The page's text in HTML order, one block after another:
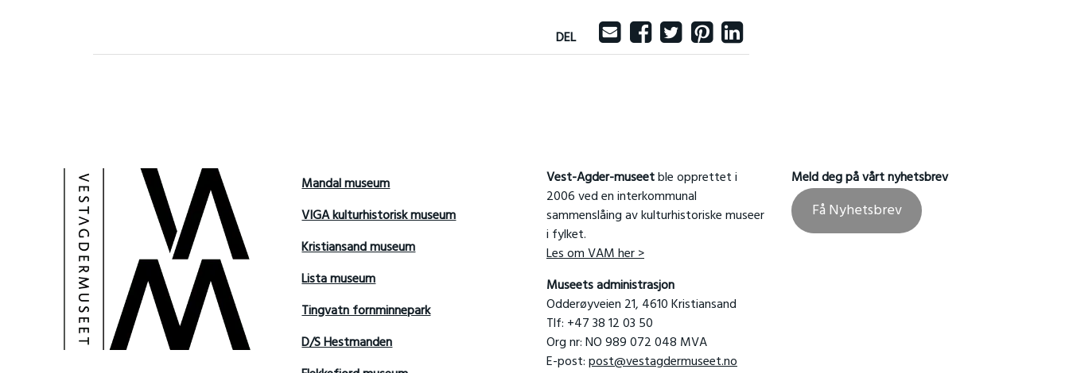
DEL
Mandal museum
VIGA kulturhistorisk museum
Kristiansand museum
Lista museum
Tingvatn fornminnepark
D/S Hestmanden
Vest-Agder-museetble opprettet i
2006 ved en interkommunal
sammenslåing av kulturhistoriske museer
i fylket.
Les om VAM her >
Museets administrasjon
Odderøyveien 21, 4610 Kristiansand
Tlf: +47 38 12 03 50
Org nr: NO 989 072 048 MVA
E-post:post@vestagdermuseet.no
Meld deg på vårt nyhetsbrev
Få Nyhetsbrev